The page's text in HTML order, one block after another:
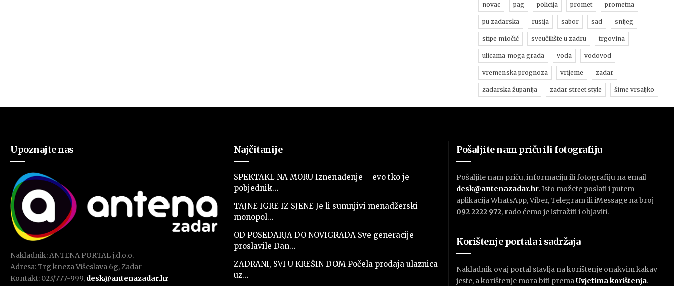
novac pag policija promet prometna
pu zadarska rusija sabor sad snijeg
stipe miočić sveučilište u zadru trgovina
ulicama moga grada voda vodovod
vremenska prognoza vrijeme zadar
zadarska županija zadar street style šime vrsaljko
Upoznajte nas
Nakladnik: ANTENA PORTAL j.d.o.o.
Adresa: Trg kneza Višeslava 6g, Zadar
Kontakt: 023/777-999, desk@antenazadar.hr
Najčitanije
SPEKTAKL NA MORU Iznenađenje – evo tko je
pobjednik…
TAJNE IGRE IZ SJENE Je li sumnjivi menadžerski
monopol…
OD POSEDARJA DO NOVIGRADA Sve generacije
proslavile Dan…
ZADRANI, SVI U KREŠIN DOM Počela prodaja ulaznica
uz…
Pošaljite nam priču ili fotografiju
Pošaljite nam priču, informaciju ili fotografiju na email
desk@antenazadar.hr. Isto možete poslati i putem
aplikacija WhatsApp, Viber, Telegram ili iMessage na broj
092 2222 972, rado ćemo je istražiti i objaviti.
Korištenje portala i sadržaja
Nakladnik ovaj portal stavlja na korištenje onakvim kakav
jeste, a korištenje mora biti premaUvjetima korištenja.